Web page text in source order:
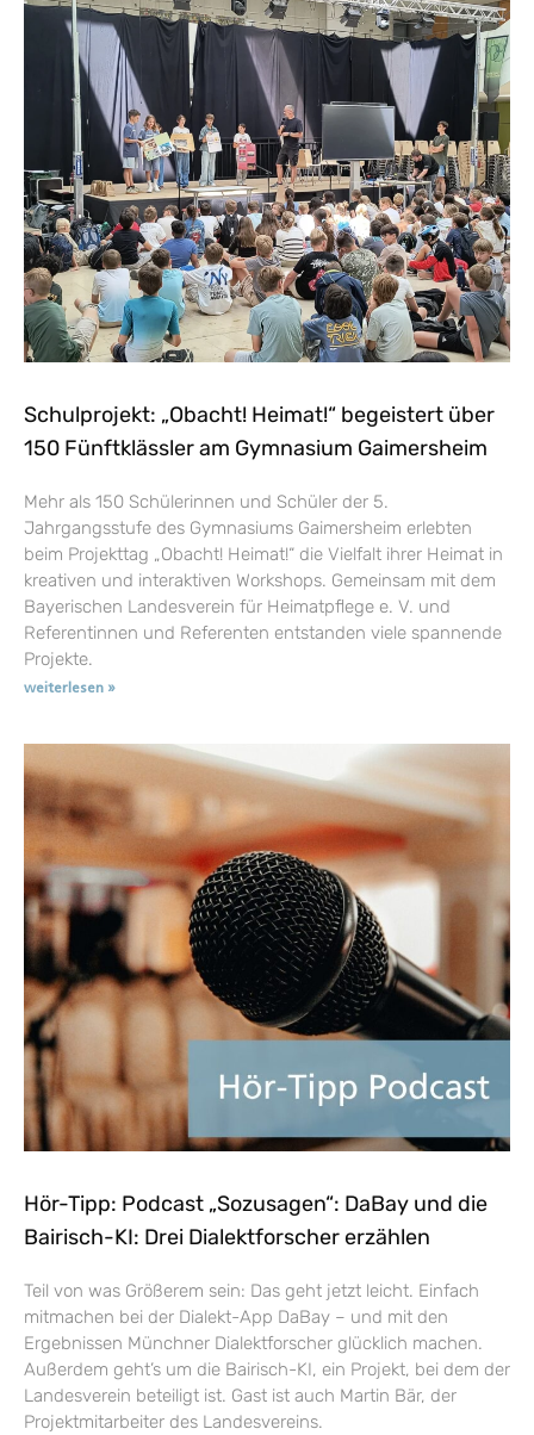
Schulprojekt: „Obacht! Heimat!“ begeistert über
150 Fünftklässler am Gymnasium Gaimersheim
Mehr als 150 Schülerinnen und Schüler der 5.
Jahrgangsstufe des Gymnasiums Gaimersheim erlebten
beim Projekttag „Obacht! Heimat!“ die Vielfalt ihrer Heimat in
kreativen und interaktiven Workshops. Gemeinsam mit dem
Bayerischen Landesverein für Heimatpflege e. V. und
Referentinnen und Referenten entstanden viele spannende
Projekte.
weiterlesen »
Hör-Tipp: Podcast „Sozusagen“: DaBay und die
Bairisch-KI: Drei Dialektforscher erzählen
Teil von was Größerem sein: Das geht jetzt leicht. Einfach
mitmachen bei der Dialekt-App DaBay – und mit den
Ergebnissen Münchner Dialektforscher glücklich machen.
Außerdem geht’s um die Bairisch-KI, ein Projekt, bei dem der
Landesverein beteiligt ist. Gast ist auch Martin Bär, der
Projektmitarbeiter des Landesvereins.